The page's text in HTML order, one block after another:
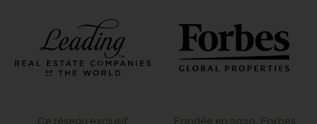
Ce réseau exclusif
Fondée en 2020, Forbes